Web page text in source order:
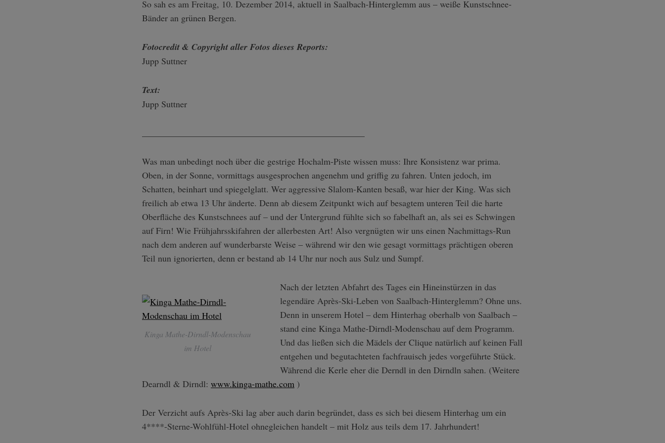
So sah es am Freitag, 10. Dezember 2014, aktuell in Saalbach-Hinterglemm aus – weiße Kunstschnee-
Bänder an grünen Bergen.
Fotocredit & Copyright aller Fotos dieses Reports:
Jupp Suttner
Text:
Jupp Suttner
Was man unbedingt noch über die gestrige Hochalm-Piste wissen muss: Ihre Konsistenz war prima.
Oben, in der Sonne, vormittags ausgesprochen angenehm und griffig zu fahren. Unten jedoch, im
Schatten, beinhart und spiegelglatt. Wer aggressive Slalom-Kanten besaß, war hier der King. Was sich
freilich ab etwa 13 Uhr änderte. Denn ab diesem Zeitpunkt wich auf besagtem unteren Teil die harte
Oberfläche des Kunstschnees auf – und der Untergrund fühlte sich so fabelhaft an, als sei es Schwingen
auf Firn! Wie Frühjahrsskifahren der allerbesten Art! Also vergnügten wir uns einen Nachmittags-Run
nach dem anderen auf wunderbarste Weise – während wir den wie gesagt vormittags prächtigen oberen
Teil nun ignorierten, denn er bestand ab 14 Uhr nur noch aus Sulz und Sumpf.
Kinga Mathe-Dirndl-Modenschau
im Hotel
Nach der letzten Abfahrt des Tages ein Hineinstürzen in das
legendäre Après-Ski-Leben von Saalbach-Hinterglemm? Ohne uns.
Denn in unserem Hotel – dem Hinterhag oberhalb von Saalbach –
stand eine Kinga Mathe-Dirndl-Modenschau auf dem Programm.
Und das ließen sich die Mädels der Clique natürlich auf keinen Fall
entgehen und begutachteten fachfrauisch jedes vorgeführte Stück.
Während die Kerle eher die Derndl in den Dirndln sahen. (Weitere
Dearndl & Dirndl: www.kinga-mathe.com )
Der Verzicht aufs Après-Ski lag aber auch darin begründet, dass es sich bei diesem Hinterhag um ein
4****-Sterne-Wohlfühl-Hotel ohnegleichen handelt – mit Holz aus teils dem 17. Jahrhundert!